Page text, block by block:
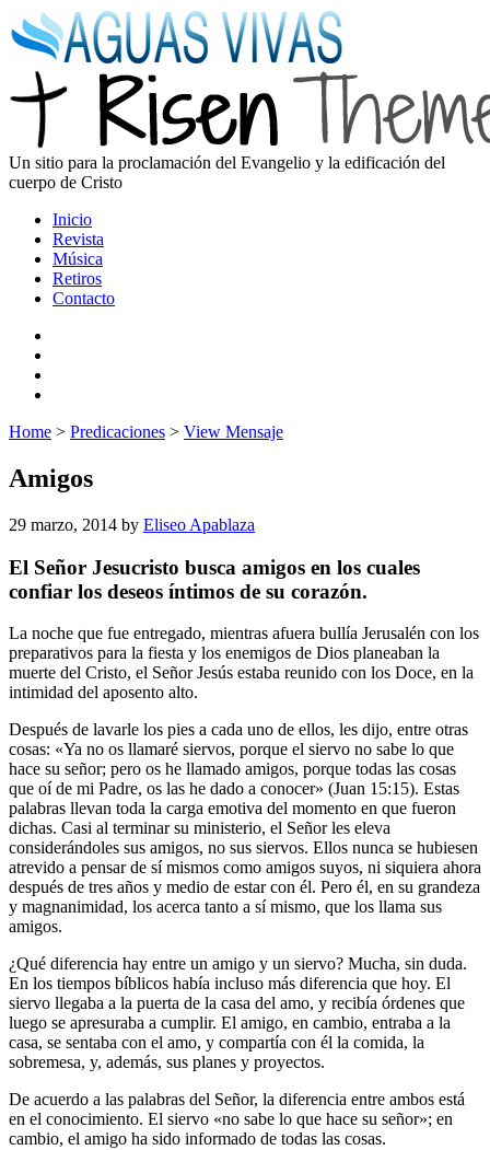
Un sitio para la proclamación del Evangelio y la edificación del
cuerpo de Cristo
Inicio
Revista
Música
Retiros
Contacto
Home > Predicaciones > View Mensaje
Amigos
29 marzo, 2014 by Eliseo Apablaza
El Señor Jesucristo busca amigos en los cuales
confiar los deseos íntimos de su corazón.
La noche que fue entregado, mientras afuera bullía Jerusalén con los
preparativos para la fiesta y los enemigos de Dios planeaban la
muerte del Cristo, el Señor Jesús estaba reunido con los Doce, en la
intimidad del aposento alto.
Después de lavarle los pies a cada uno de ellos, les dijo, entre otras
cosas: «Ya no os llamaré siervos, porque el siervo no sabe lo que
hace su señor; pero os he llamado amigos, porque todas las cosas
que oí de mi Padre, os las he dado a conocer» (Juan 15:15). Estas
palabras llevan toda la carga emotiva del momento en que fueron
dichas. Casi al terminar su ministerio, el Señor les eleva
considerándoles sus amigos, no sus siervos. Ellos nunca se hubiesen
atrevido a pensar de sí mismos como amigos suyos, ni siquiera ahora
después de tres años y medio de estar con él. Pero él, en su grandeza
y magnanimidad, los acerca tanto a sí mismo, que los llama sus
amigos.
¿Qué diferencia hay entre un amigo y un siervo? Mucha, sin duda.
En los tiempos bíblicos había incluso más diferencia que hoy. El
siervo llegaba a la puerta de la casa del amo, y recibía órdenes que
luego se apresuraba a cumplir. El amigo, en cambio, entraba a la
casa, se sentaba con el amo, y compartía con él la comida, la
sobremesa, y, además, sus planes y proyectos.
De acuerdo a las palabras del Señor, la diferencia entre ambos está
en el conocimiento. El siervo «no sabe lo que hace su señor»; en
cambio, el amigo ha sido informado de todas las cosas.